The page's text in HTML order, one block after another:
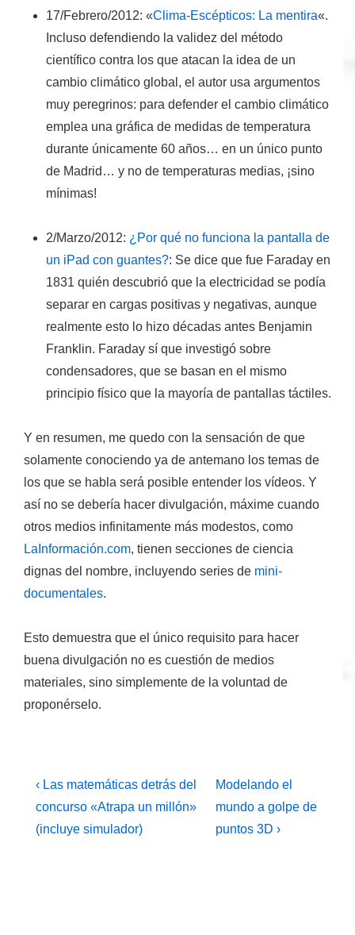
17/Febrero/2012: «Clima-Escépticos: La mentira«.
Incluso defendiendo la validez del método
científico contra los que atacan la idea de un
cambio climático global, el autor usa argumentos
muy peregrinos: para defender el cambio climático
emplea una gráfica de medidas de temperatura
durante únicamente 60 años… en un único punto
de Madrid… y no de temperaturas medias, ¡sino
mínimas!
2/Marzo/2012: ¿Por qué no funciona la pantalla de
un iPad con guantes?: Se dice que fue Faraday en
1831 quién descubrió que la electricidad se podía
separar en cargas positivas y negativas, aunque
realmente esto lo hizo décadas antes Benjamin
Franklin. Faraday sí que investigó sobre
condensadores, que se basan en el mismo
principio físico que la mayoría de pantallas táctiles.
Y en resumen, me quedo con la sensación de que
solamente conociendo ya de antemano los temas de
los que se habla será posible entender los vídeos. Y
así no se debería hacer divulgación, máxime cuando
otros medios infinitamente más modestos, como
LaInformación.com, tienen secciones de ciencia
dignas del nombre, incluyendo series de mini-
documentales.
Esto demuestra que el único requisito para hacer
buena divulgación no es cuestión de medios
materiales, sino simplemente de la voluntad de
proponérselo.
Navegación
de
entradas
La
entrada
anterior
‹ Las matemáticas detrás del
concurso «Atrapa un millón»
(incluye simulador)
La
entrada
siguiente
Modelando el
mundo a golpe de
puntos 3D ›